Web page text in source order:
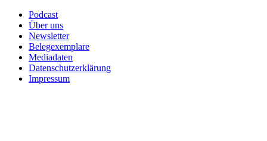
Podcast
Über uns
Newsletter
Belegexemplare
Mediadaten
Datenschutzerklärung
Impressum